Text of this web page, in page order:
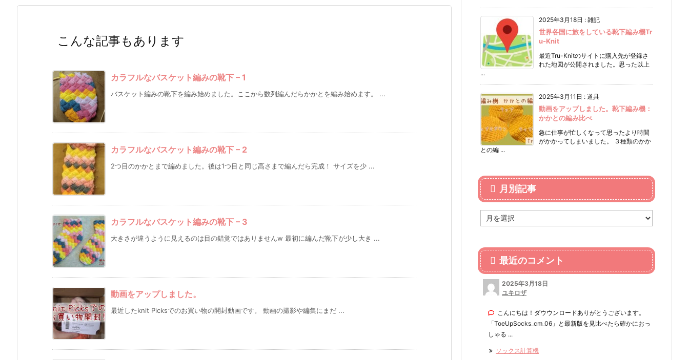
こんな記事もあります
カラフルなバスケット編みの靴下 – 1
バスケット編みの靴下を編み始めました。ここから数列編んだらかかとを編み始めます。 ...
カラフルなバスケット編みの靴下 – 2
2つ目のかかとまで編めました。後は1つ目と同じ高さまで編んだら完成！ サイズを少 ...
カラフルなバスケット編みの靴下 – 3
大きさが違うように見えるのは目の錯覚ではありませんw 最初に編んだ靴下が少し大き ...
動画をアップしました。
最近したknit Picksでのお買い物の開封動画です。 動画の撮影や編集にまだ ...
2025年3月18日 : 雑記
世界各国に旅をしている靴下編み機Tr
u-Knit
最近Tru-Knitのサイトに購入先が登録さ
れた地図が公開されました。思った以上
...
2025年3月11日 : 道具
動画をアップしました。靴下編み機：
かかとの編み比べ
急に仕事が忙しくなって思ったより時間
がかかってしまいました。 ３種類のかか
との編 ...
月別記事
別
最近のコメント
2025年3月18日
ユキロザ
こんにちは！ダウウンロードありがとうございます。
「ToeUpSocks_cm_06」と最新版を見比べたら確かにおっ
しゃる ...
ソックス計算機